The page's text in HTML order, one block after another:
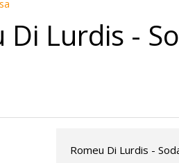
Di Lurdis -
Romeu Di Lurdis -